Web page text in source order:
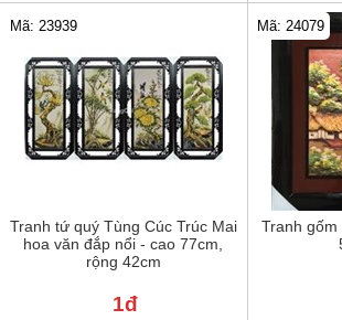
Tranh tứ quý Tùng Cúc Trúc Mai
hoa văn đắp nổi - cao 77cm,
rộng 42cm
Mã: 23939
1đ
Tranh
Mã: 24079